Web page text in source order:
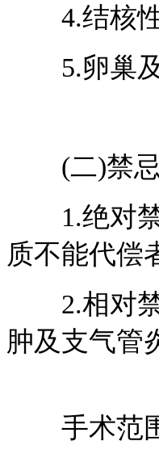
4.结核性
5.卵巢及
(二)禁忌
1.绝对禁
质不能代偿
2.相对禁
肿及支气管
手术范